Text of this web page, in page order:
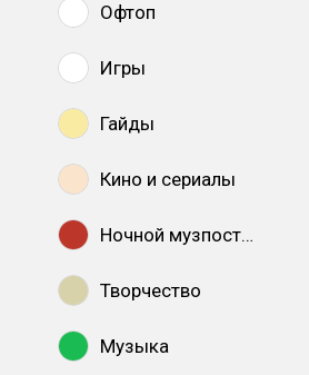
Офтоп
Игры
Гайды
Кино и сериалы
Ночной музпостинг
Творчество
Музыка